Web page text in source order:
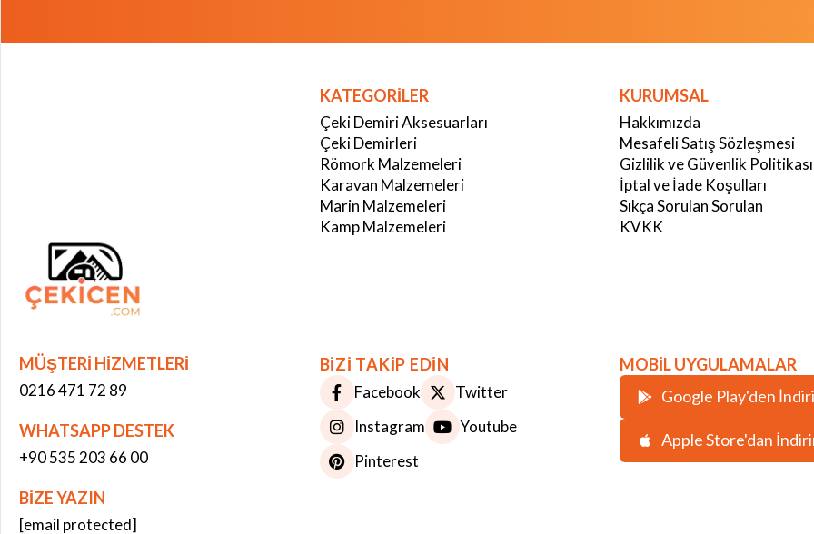
KATEGORİLER
Çeki Demiri Aksesuarları
Çeki Demirleri
Römork Malzemeleri
Karavan Malzemeleri
Marin Malzemeleri
Kamp Malzemeleri
KURUMSAL
Hakkımızda
Mesafeli Satış Sözleşmesi
Gizlilik ve Güvenlik Politikası
İptal ve İade Koşulları
Sıkça Sorulan Sorulan
KVKK
MÜŞTERİ HİZMETLERİ
0216 471 72 89
WHATSAPP DESTEK
+90 535 203 66 00
BİZE YAZIN
[email protected]
BİZİ TAKİP EDİN
Facebook
Twitter
Instagram
Youtube
Pinterest
MOBİL UYGULAMALAR
Google Play'den
Apple Store'dan
Çerez Kullanımı
Bu web sitesinde çerezler kullanılmaktadır. Site deneyiminizi iyileştirmek ve